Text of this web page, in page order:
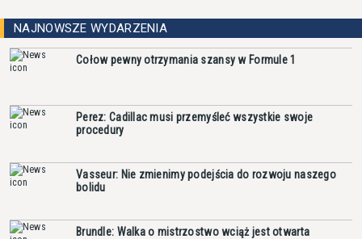
NAJNOWSZE WYDARZENIA
Cołow pewny otrzymania szansy w Formule 1
Perez: Cadillac musi przemyśleć wszystkie swoje
procedury
Vasseur: Nie zmienimy podejścia do rozwoju naszego
bolidu
Brundle: Walka o mistrzostwo wciąż jest otwarta